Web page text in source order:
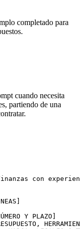
completado para
cuando necesita
partiendo de una
con
Y PLAZO]